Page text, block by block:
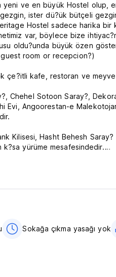
yeni ve en büyük Hostel olup,
ister dü?ük bütçeli
Hostel sadece harika
var, böylece bize
oldu?unda büyük özen
room or recepcion?)
çe?itli kafe, restoran ve
Chehel Sotoon Saray?,
Evi, Angoorestan-e
Kilisesi, Hasht Behesh
yürüme mesafesindedir.
binebilir veya Snapp,
de ?sfahan Tren ?stasyonu,
Sokağa çıkma yasağı yok